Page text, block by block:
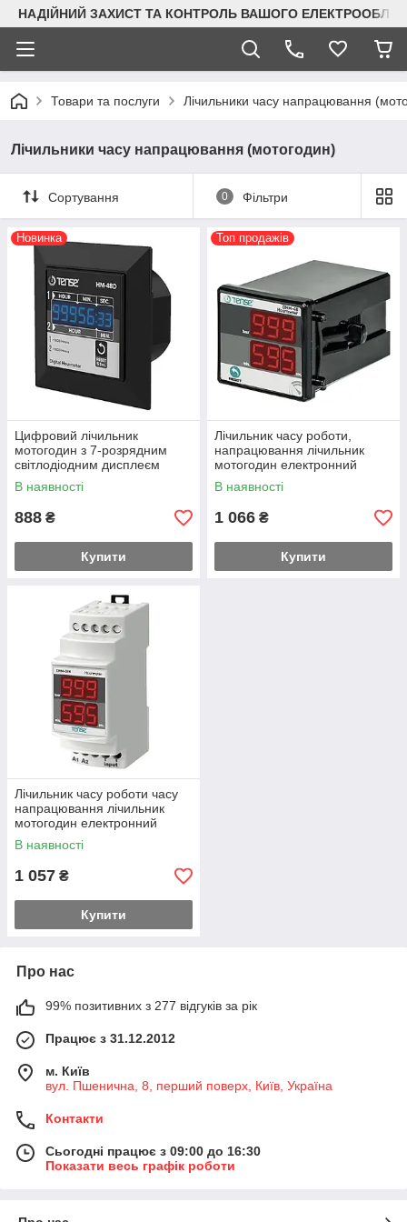
НАДІЙНИЙ ЗАХИСТ ТА КОНТРОЛЬ ВАШОГО
Товари та послуги Лічильники часу напрацювання
Лічильники часу напрацювання (мотогодин)
Сортування 0 Фільтри
Новинка
Цифровий лічильник
мотогодин з 7-розрядним
світлодіодним дисплеєм
В наявності
888 ₴
Купити
Топ продажів
Лічильник часу роботи,
напрацювання лічильник
мотогодин електронний
цифровий врезной
В наявності
1 066 ₴
Купити
Лічильник часу роботи часу
напрацювання лічильник
мотогодин електронний
цифровий на DIN рейку
В наявності
1 057 ₴
Купити
Про нас
99% позитивних з 277 відгуків за рік
Працює з 31.12.2012
м. Київ
вул. Пшенична, 8, перший поверх, Київ, Україна
Контакти
Сьогодні працює з 09:00 до 16:30
Показати весь графік роботи